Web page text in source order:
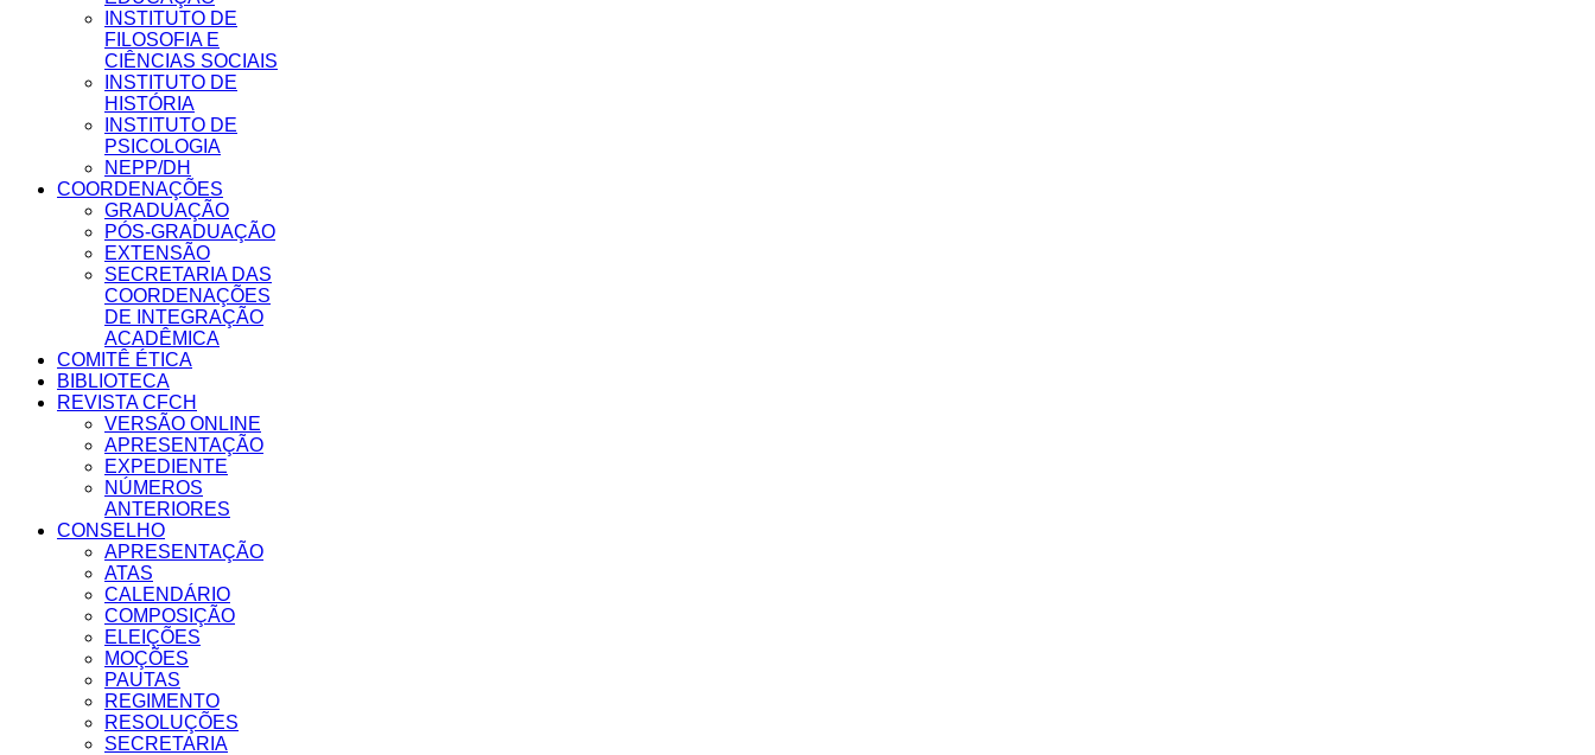
INSTITUTO DE
FILOSOFIA E
CIÊNCIAS SOCIAIS
INSTITUTO DE
HISTÓRIA
INSTITUTO DE
PSICOLOGIA
NEPP/DH
COORDENAÇÕES
GRADUAÇÃO
PÓS-GRADUAÇÃO
EXTENSÃO
SECRETARIA DAS
COORDENAÇÕES
DE INTEGRAÇÃO
ACADÊMICA
COMITÊ ÉTICA
BIBLIOTECA
REVISTA CFCH
VERSÃO ONLINE
APRESENTAÇÃO
EXPEDIENTE
NÚMEROS
ANTERIORES
CONSELHO
APRESENTAÇÃO
ATAS
CALENDÁRIO
COMPOSIÇÃO
ELEIÇÕES
MOÇÕES
PAUTAS
REGIMENTO
RESOLUÇÕES
SECRETARIA